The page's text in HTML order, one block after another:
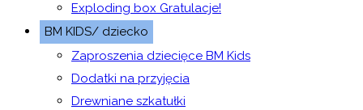
Exploding box Gratulacje!
BM KIDS/ dziecko
Zaproszenia dziecięce BM Kids
Dodatki na przyjęcia
Drewniane szkatułki